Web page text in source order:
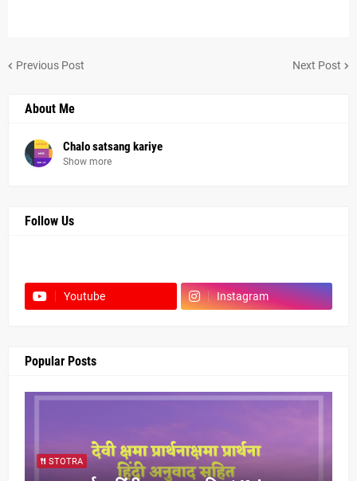
Previous Post Next Post
About Me
Chalo satsang kariye
Show more
Follow Us
Youtube Instagram
Popular Posts
STOTRA